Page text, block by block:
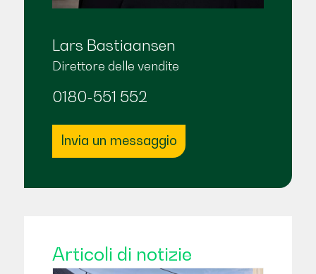
Lars Bastiaansen
Direttore delle vendite
0180-551 552
Invia un messaggio
Articoli di notizie